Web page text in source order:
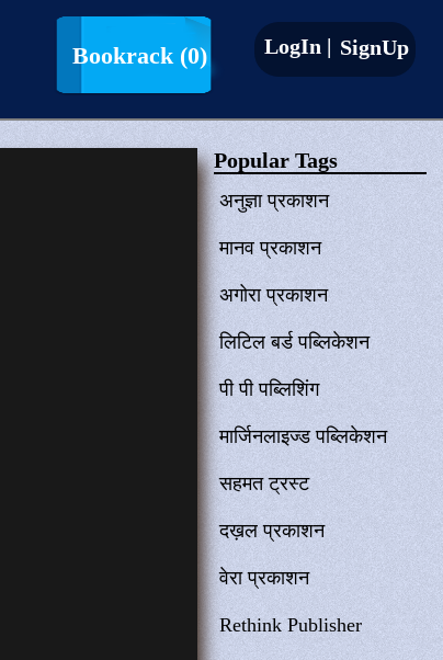
Bookrack (0) LogIn | SignUp
Popular Tags
अनुज्ञा प्रकाशन
मानव प्रकाशन
अगोरा प्रकाशन
लिटिल बर्ड पब्लिकेशन
पी पी पब्लिशिंग
मार्जिनलाइज्ड पब्लिकेशन
सहमत ट्रस्ट
दख़ल प्रकाशन
वेरा प्रकाशन
Rethink Publisher